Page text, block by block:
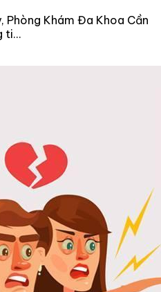
Phòng Khám Đa Khoa Cần
ti...